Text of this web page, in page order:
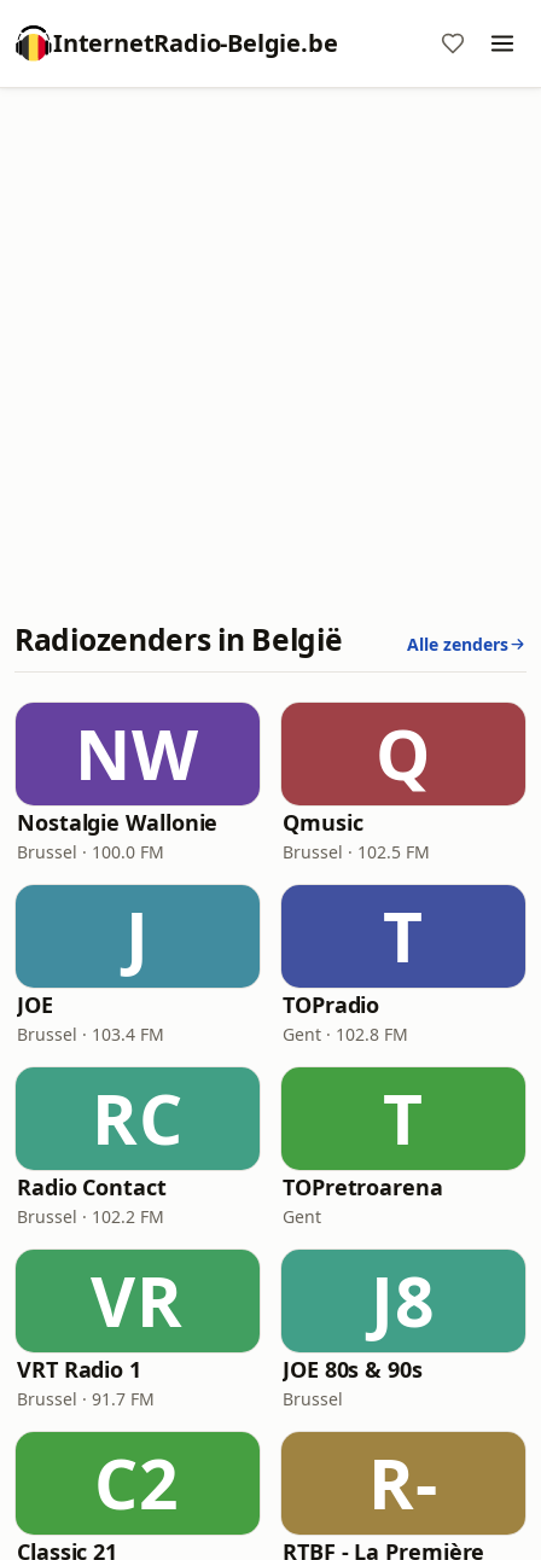
InternetRadio-Belgie.be
Radiozenders in België Alle zenders
NW
Nostalgie Wallonie
Brussel · 100.0 FM
Q
Qmusic
Brussel · 102.5 FM
J
JOE
Brussel · 103.4 FM
T
TOPradio
Gent · 102.8 FM
RC
Radio Contact
Brussel · 102.2 FM
T
TOPretroarena
Gent
VR
VRT Radio 1
Brussel · 91.7 FM
J8
JOE 80s & 90s
Brussel
C2
Classic 21
R-
RTBF - La Première